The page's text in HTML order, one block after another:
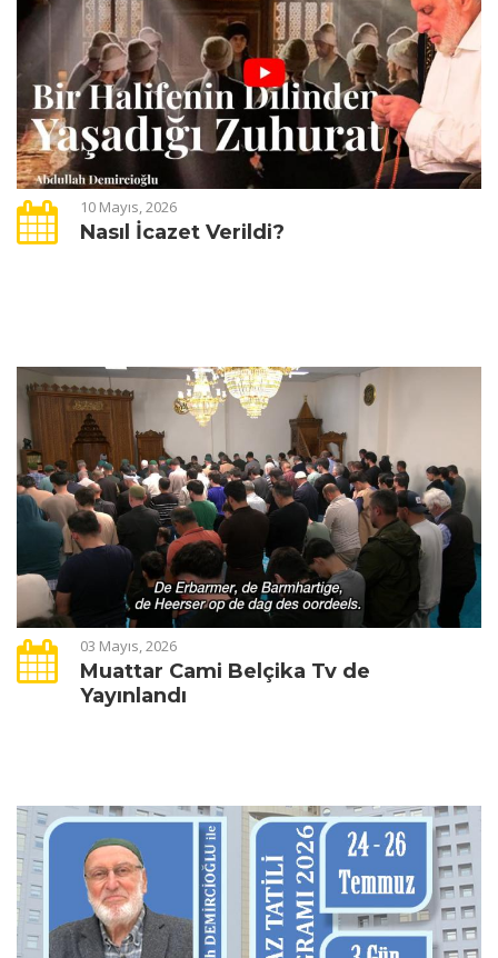
10 Mayıs, 2026
Nasıl İcazet Verildi?
03 Mayıs, 2026
Muattar Cami Belçika Tv de
Yayınlandı